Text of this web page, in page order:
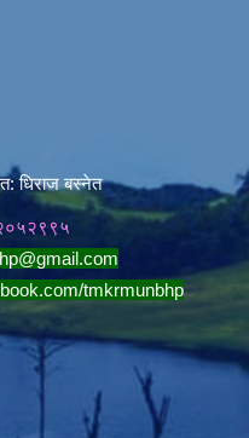
धिराज बस्नेत
tmkrmunbhp